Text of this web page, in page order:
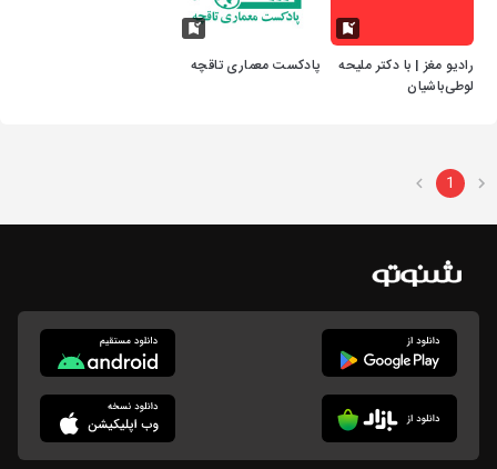
رادیو مغز | با دکتر ملیحه
لوطی‌باشیان
پادکست معماری تاقچه
1